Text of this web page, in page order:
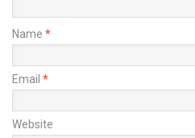
Name *
Email *
Website